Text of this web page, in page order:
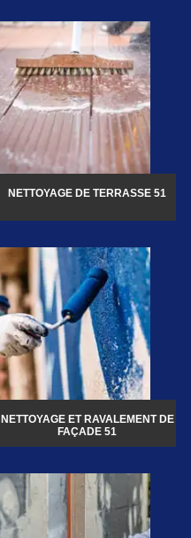
NETTOYAGE DE TERRASSE 51
NETTOYAGE ET RAVALEMENT DE
FAÇADE 51